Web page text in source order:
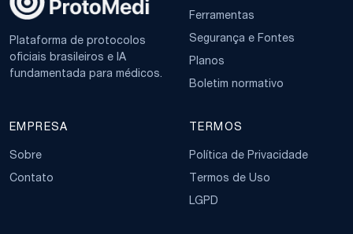
pré-natal, identificando fatores que
possam indicar a necessidade de um
acompanhamento mais intensivo.
Fatores de risco incluem condições
demográficas desfavoráveis.
Gestantes identificadas com risco
Plataforma de protocolos
oficiais brasileiros e IA
fundamentada para médicos.
Ferramentas
Segurança e Fontes
Planos
Boletim normativo
EMPRESA
Sobre
Contato
TERMOS
Política de Privacidade
Termos de Uso
LGPD